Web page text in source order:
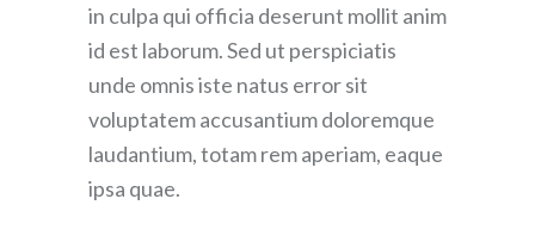
in culpa qui officia deserunt mollit anim
id est laborum. Sed ut perspiciatis
unde omnis iste natus error sit
voluptatem accusantium doloremque
laudantium, totam rem aperiam, eaque
ipsa quae.